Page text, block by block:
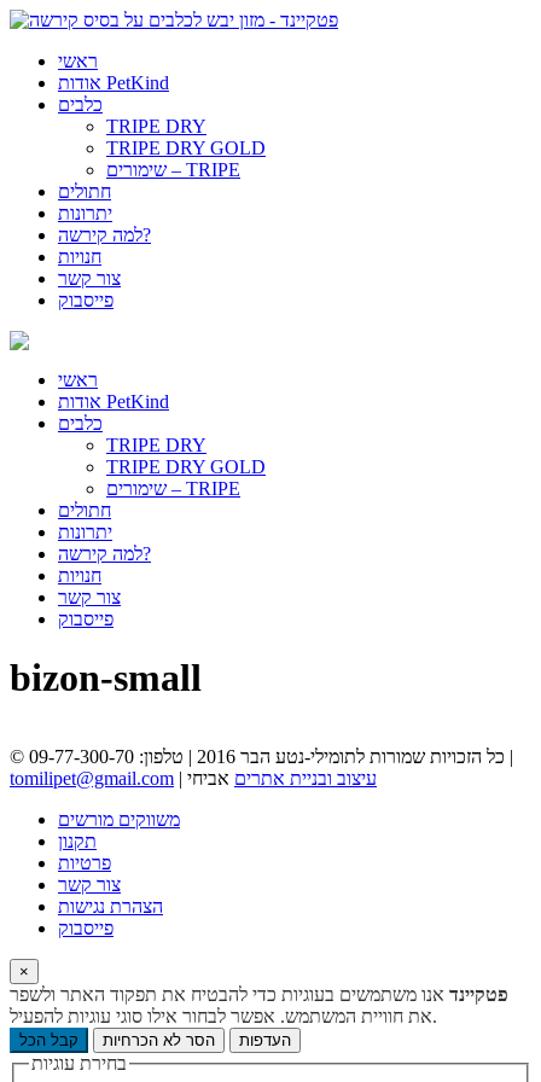
ראשי
אודות PetKind
כלבים
TRIPE DRY
TRIPE DRY GOLD
שימורים – TRIPE
חתולים
יתרונות
למה קירשה?
חנויות
צור קשר
פייסבוק
ראשי
אודות PetKind
כלבים
TRIPE DRY
TRIPE DRY GOLD
שימורים – TRIPE
חתולים
יתרונות
למה קירשה?
חנויות
צור קשר
פייסבוק
bizon-small
© כל הזכויות שמורות לתומילי-נטע הבר 2016 | טלפון: 09-77-300-70 |
tomilipet@gmail.com | עיצוב ובניית אתרים אביחי
משווקים מורשים
תקנון
פרטיות
צור קשר
הצהרת נגישות
פייסבוק
×
פטקיינד אנו משתמשים בעוגיות כדי להבטיח את תפקוד האתר ולשפר
את חוויית המשתמש. אפשר לבחור אילו סוגי עוגיות להפעיל.
קבל הכל הסר לא הכרחיות העדפות
בחירת עוגיות